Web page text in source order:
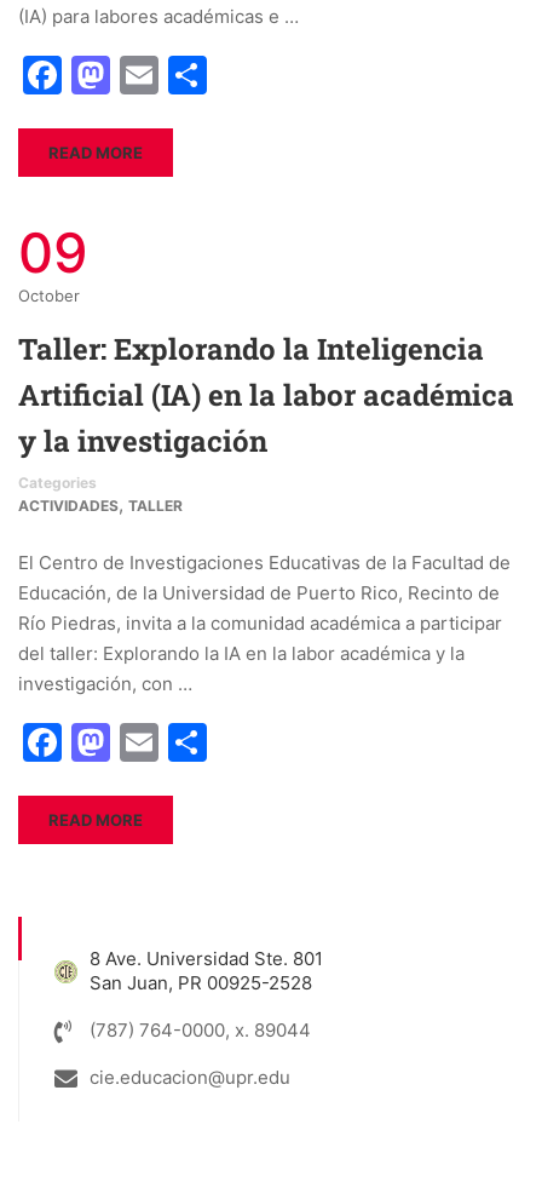
(IA) para labores académicas e …
Facebook
Mastodon
Email
READ MORE
09
October
Taller: Explorando la Inteligencia
Artificial (IA) en la labor académica
y la investigación
Categories
ACTIVIDADES, TALLER
El Centro de Investigaciones Educativas de la Facultad de
Educación, de la Universidad de Puerto Rico, Recinto de
Río Piedras, invita a la comunidad académica a participar
del taller: Explorando la IA en la labor académica y la
investigación, con …
Facebook
Mastodon
Email
READ MORE
8 Ave. Universidad Ste. 801
San Juan, PR 00925-2528
(787) 764-0000, x. 89044
cie.educacion@upr.edu